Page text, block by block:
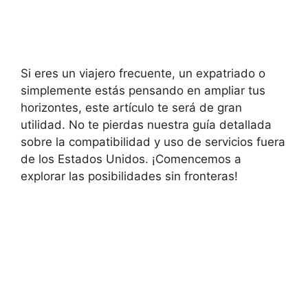
Si eres un viajero frecuente, un expatriado o
simplemente estás pensando en ampliar tus
horizontes, este artículo te será de gran
utilidad. No te pierdas nuestra guía detallada
sobre la compatibilidad y uso de servicios fuera
de los Estados Unidos. ¡Comencemos a
explorar las posibilidades sin fronteras!